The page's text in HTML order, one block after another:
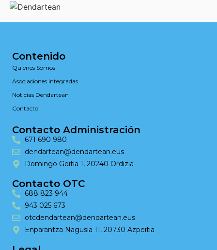
Contenido
Quienes Somos
Asociaciones integradas
Noticias Dendartean
Contacto
Contacto Administración
671 690 980
dendartean@dendartean.eus
Domingo Goitia 1, 20240 Ordizia
Contacto OTC
688 823 944
943 025 673
otcdendartean@dendartean.eus
Enparantza Nagusia 11, 20730 Azpeitia